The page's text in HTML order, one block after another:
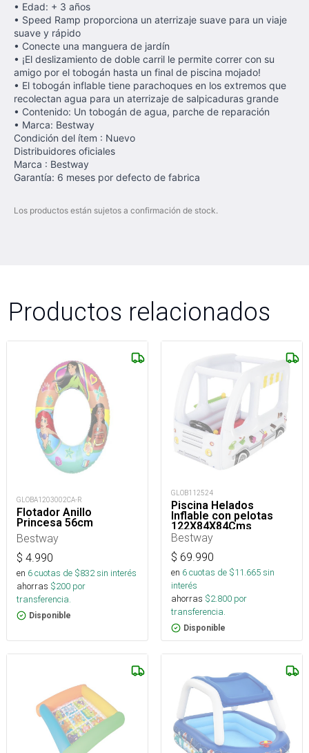
• Edad: + 3 años
• Speed Ramp proporciona un aterrizaje suave para un viaje
suave y rápido
• Conecte una manguera de jardín
• ¡El deslizamiento de doble carril le permite correr con su
amigo por el tobogán hasta un final de piscina mojado!
• El tobogán inflable tiene parachoques en los extremos que
recolectan agua para un aterrizaje de salpicaduras grande
• Contenido: Un tobogán de agua, parche de reparación
• Marca: Bestway
Condición del ítem : Nuevo
Distribuidores oficiales
Marca : Bestway
Garantía: 6 meses por defecto de fabrica
Los productos están sujetos a confirmación de stock.
Productos relacionados
GLOBA1203002CA-R
Flotador Anillo
Princesa 56cm
Bestway
$ 4.990
en 6cuotas de $832sin interés
ahorras $200 por
transferencia.
Disponible
GLOB112524
Piscina Helados
Inflable con pelotas
122X84X84Cms
Bestway
$ 69.990
en 6cuotas de $11.665sin
interés
ahorras $2.800 por
transferencia.
Disponible